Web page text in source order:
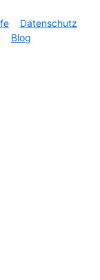
Datenschutz
Blog